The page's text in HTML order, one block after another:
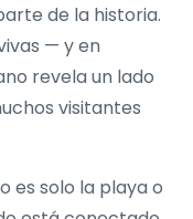
de la historia.
— y en
revela un lado
visitantes
es solo la playa o